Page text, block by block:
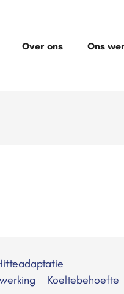
Over ons Ons
Koeltebehoefte